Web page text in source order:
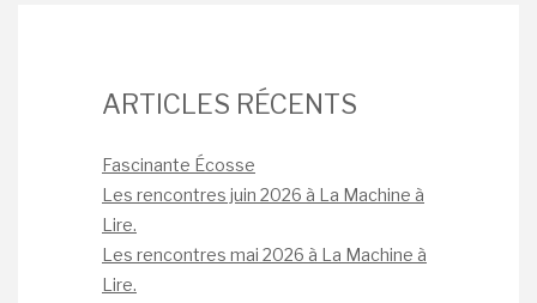
ARTICLES RÉCENTS
Fascinante Écosse
Les rencontres juin 2026 à La Machine à
Lire.
Les rencontres mai 2026 à La Machine à
Lire.